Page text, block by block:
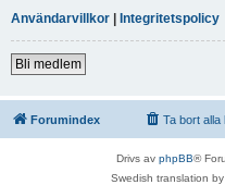
Användarvillkor | Integritetspolicy
Bli medlem
Forumindex Ta bort alla
Drivs av phpBB®
Swedish translation by